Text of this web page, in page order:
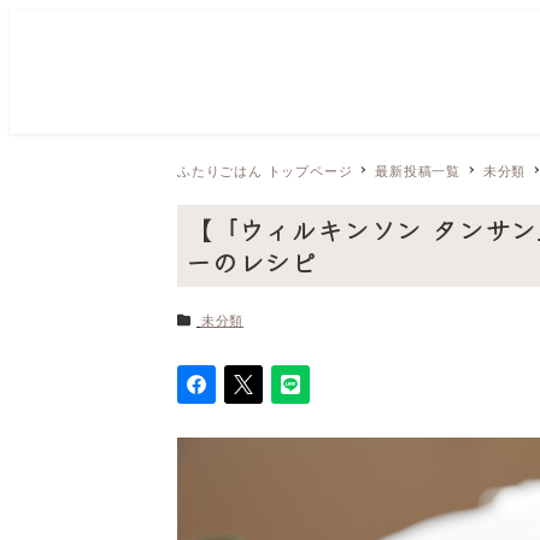
ふたりごはん トップページ 最新投稿一覧 未分類
【「ウィルキンソン タンサ
ーのレシピ
カテゴリー
未分類